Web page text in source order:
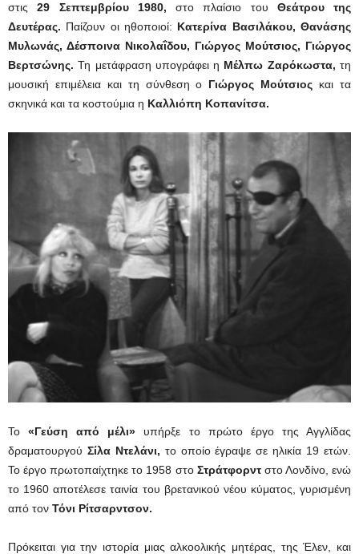
στις29 Σεπτεμβρίου 1980, στο πλαίσιο του Θεάτρου της
Δευτέρας. Παίζουν οι ηθοποιοί: Κατερίνα Βασιλάκου, Θανάσης
Μυλωνάς, Δέσποινα Νικολαΐδου, Γιώργος Μούτσιος, Γιώργος
Βερτσώνης.Τη μετάφραση υπογράφει η Μέλπω Ζαρόκωστα, τη
μουσική επιμέλεια και τη σύνθεση ο Γιώργος Μούτσιος και τα
σκηνικά και τα κοστούμια η Καλλιόπη Κοπανίτσα.
Το «Γεύση από μέλι» υπήρξε το πρώτο έργο της Αγγλίδας
δραματουργού Σίλα Ντελάνι, το οποίο έγραψε σε ηλικία 19 ετών.
Το έργο πρωτοπαίχτηκε το 1958 στο Στράτφορντστο Λονδίνο, ενώ
το 1960 αποτέλεσε ταινία του βρετανικού νέου κύματος, γυρισμένη
από τον Τόνι Ρίτσαρντσον.
Πρόκειται για την ιστορία μιας αλκοολικής μητέρας, της Έλεν, και